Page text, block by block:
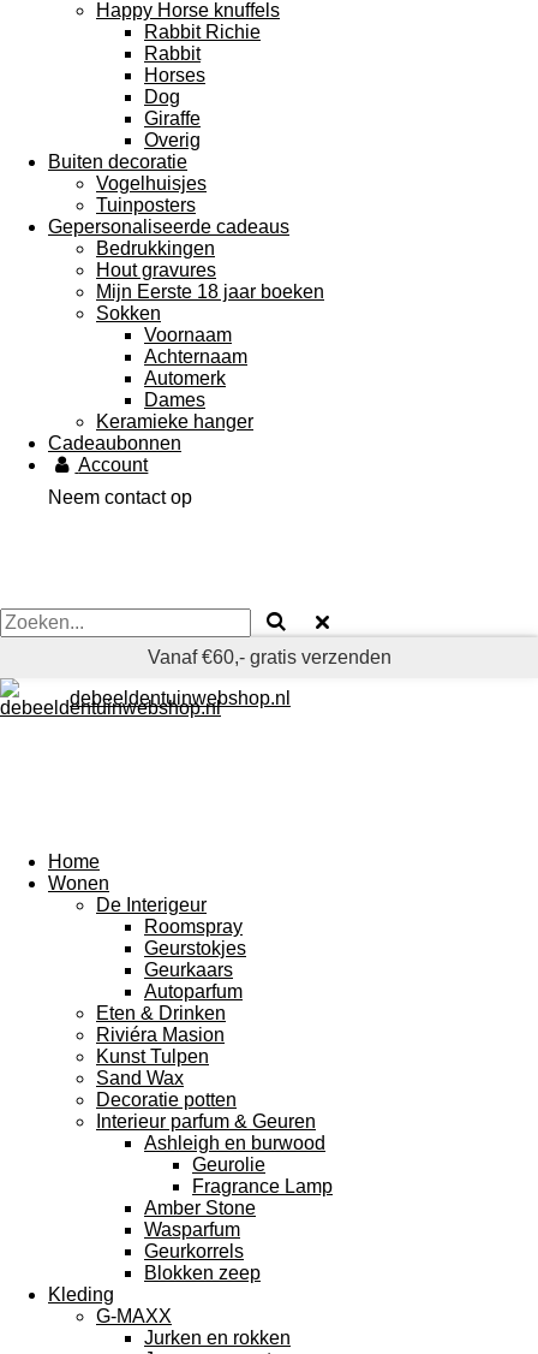
Happy Horse knuffels
Rabbit Richie
Rabbit
Horses
Dog
Giraffe
Overig
Buiten decoratie
Vogelhuisjes
Tuinposters
Gepersonaliseerde cadeaus
Bedrukkingen
Hout gravures
Mijn Eerste 18 jaar boeken
Sokken
Voornaam
Achternaam
Automerk
Dames
Keramieke hanger
Cadeaubonnen
Account
Neem contact op
Vanaf €60,- gratis verzenden
debeeldentuinwebshop.nl
Home
Wonen
De Interigeur
Roomspray
Geurstokjes
Geurkaars
Autoparfum
Eten & Drinken
Riviéra Masion
Kunst Tulpen
Sand Wax
Decoratie potten
Interieur parfum & Geuren
Ashleigh en burwood
Geurolie
Fragrance Lamp
Amber Stone
Wasparfum
Geurkorrels
Blokken zeep
Kleding
G-MAXX
Jurken en rokken